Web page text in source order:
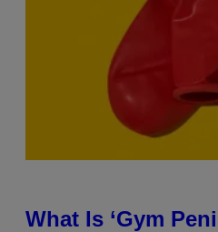
What Is ‘Gym